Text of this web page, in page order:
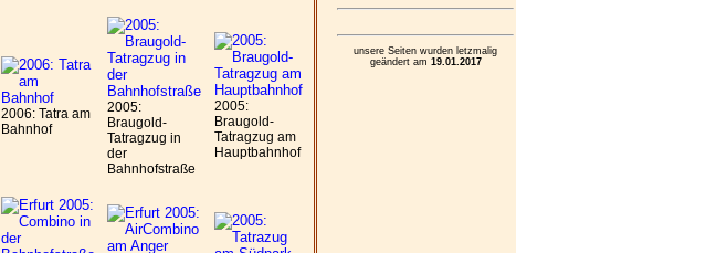
2006: Tatra am
Bahnhof
2005:
Braugold-
Tatragzug in
der
Bahnhofstraße
2005:
Braugold-
Tatragzug am
Hauptbahnhof
unsere Seiten wurden letzmalig
geändert am 19.01.2017